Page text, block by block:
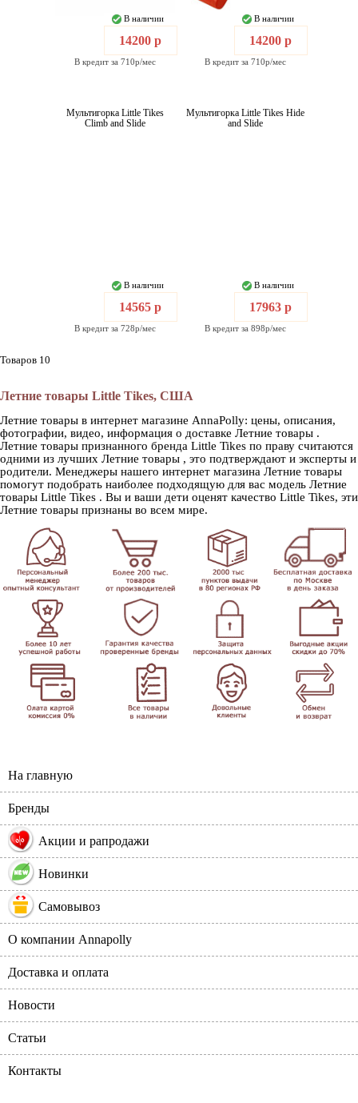
В наличии
14200 р
В кредит за 710р/мес
В наличии
14200 р
В кредит за 710р/мес
Мультигорка Little Tikes
Climb and Slide
В наличии
14565 р
В кредит за 728р/мес
Мультигорка Little Tikes Hide
and Slide
В наличии
17963 р
В кредит за 898р/мес
Товаров 10
Летние товары Little Tikes, США
Летние товары в интернет магазине AnnaPolly: цены, описания,
фотографии, видео, информация о доставке Летние товары .
Летние товары признанного бренда Little Tikes по праву считаются
одними из лучших Летние товары , это подтверждают и эксперты и
родители. Менеджеры нашего интернет магазина Летние товары
помогут подобрать наиболее подходящую для вас модель Летние
товары Little Tikes . Вы и ваши дети оценят качество Little Tikes, эти
Летние товары признаны во всем мире.
На главную
Бренды
% Акции и рапродажи
Новинки
Самовывоз
О компании Annapolly
Доставка и оплата
Новости
Статьи
Контакты